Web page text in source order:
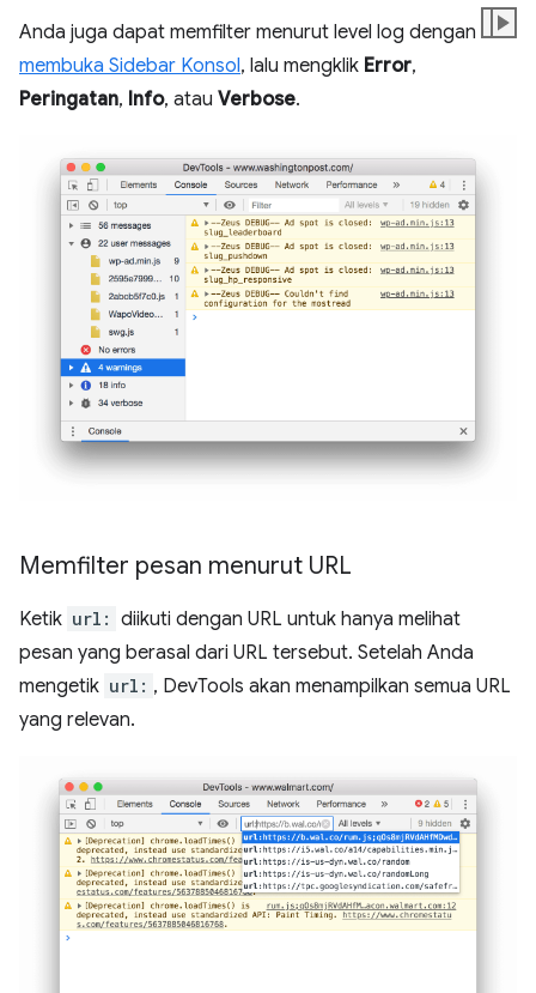
Anda juga dapat memfilter menurut level log dengan
membuka Sidebar Konsol, lalu mengklik Error,
Peringatan, Info, atau Verbose.
Memfilter pesan menurut URL
Ketik url: diikuti dengan URL untuk hanya melihat
pesan yang berasal dari URL tersebut. Setelah Anda
mengetik url: , DevTools akan menampilkan semua URL
yang relevan.